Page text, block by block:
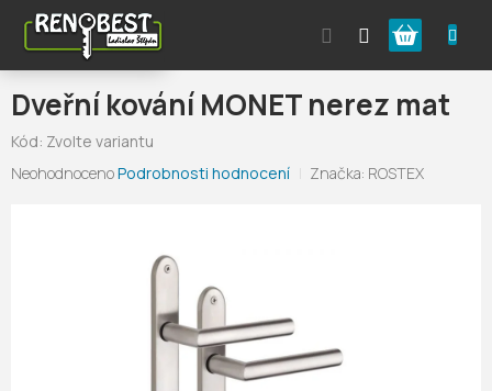
obsah
Nákupní
košík
Dveřní kování MONET nerez mat
Kód: Zvolte variantu
Průměrné
NeohodnocenoPodrobnosti hodnocení Značka: ROSTEX